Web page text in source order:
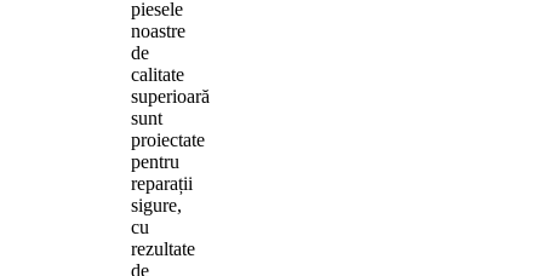
piesele
noastre
de
calitate
superioară
sunt
proiectate
pentru
reparații
sigure,
cu
rezultate
de